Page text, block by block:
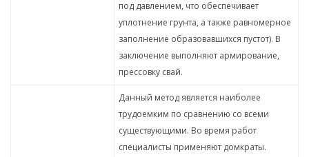
под давлением, что обеспечивает
уплотнение грунта, а также равномерное
заполнение образовавшихся пустот). В
заключение выполняют армирование,
прессовку свай.
Данный метод является наиболее
трудоемким по сравнению со всеми
существующими. Во время работ
специалисты применяют домкраты.